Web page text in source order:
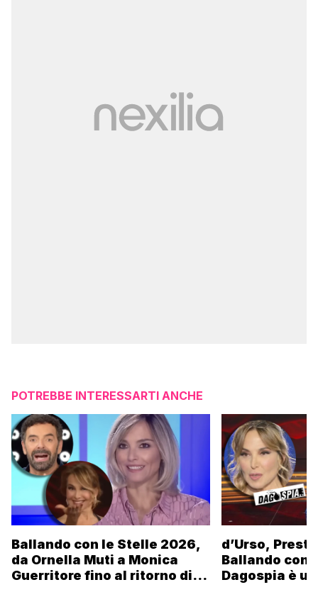
POTREBBE INTERESSARTI ANCHE
Ballando con le Stelle 2026,
da Ornella Muti a Monica
Guerritore fino al ritorno di
d’Urso,
Ballando con
Dagospia è